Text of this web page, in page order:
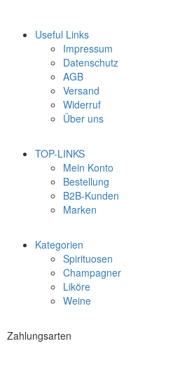
Useful Links
Impressum
Datenschutz
AGB
Versand
Widerruf
Über uns
TOP-LINKS
Mein Konto
Bestellung
B2B-Kunden
Marken
Kategorien
Spirituosen
Champagner
Liköre
Weine
Zahlungsarten